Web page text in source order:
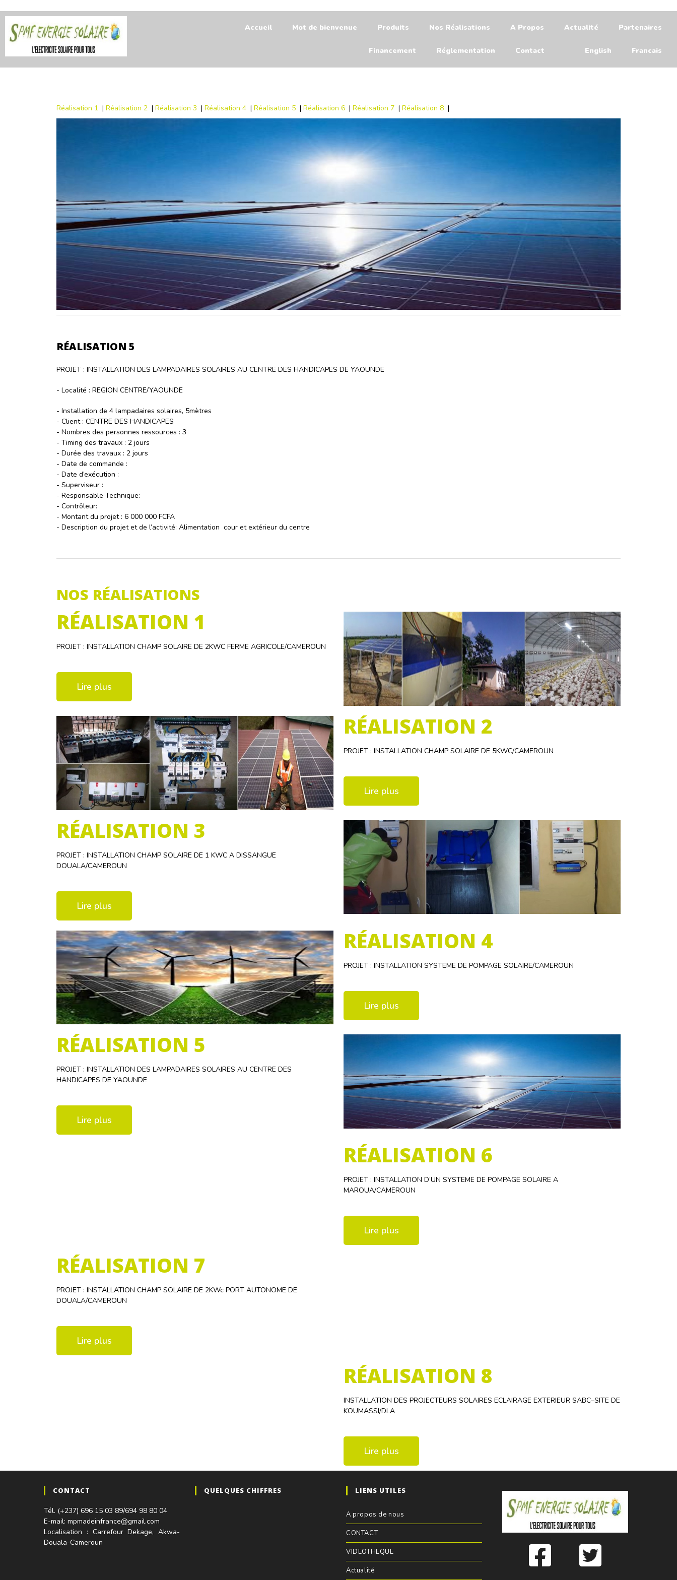
Accueil Mot de bienvenue Produits Nos Réalisations A Propos Actualité Partenaires
Financement Réglementation Contact English Francais
Réalisation 1 | Réalisation 2 | Réalisation 3 | Réalisation 4 | Réalisation 5 | Réalisation 6 | Réalisation 7 | Réalisation 8 |
RÉALISATION 5
PROJET : INSTALLATION DES LAMPADAIRES SOLAIRES AU CENTRE DES HANDICAPES DE YAOUNDE
- Localité : REGION CENTRE/YAOUNDE
- Installation de 4 lampadaires solaires, 5mètres
- Client : CENTRE DES HANDICAPES
- Nombres des personnes ressources : 3
- Timing des travaux : 2 jours
- Durée des travaux : 2 jours
- Date de commande :
- Date d’exécution :
- Superviseur :
- Responsable Technique:
- Contrôleur:
- Montant du projet : 6 000 000 FCFA
- Description du projet et de l’activité: Alimentation cour et extérieur du centre
NOS RÉALISATIONS
RÉALISATION 1
PROJET : INSTALLATION CHAMP SOLAIRE DE 2KWC FERME AGRICOLE/CAMEROUN
Lire plus
RÉALISATION 2
PROJET : INSTALLATION CHAMP SOLAIRE DE 5KWC/CAMEROUN
Lire plus
RÉALISATION 3
PROJET : INSTALLATION CHAMP SOLAIRE DE 1 KWC A DISSANGUE
DOUALA/CAMEROUN
Lire plus
RÉALISATION 4
PROJET : INSTALLATION SYSTEME DE POMPAGE SOLAIRE/CAMEROUN
Lire plus
RÉALISATION 5
PROJET : INSTALLATION DES LAMPADAIRES SOLAIRES AU CENTRE DES
HANDICAPES DE YAOUNDE
Lire plus
RÉALISATION 6
PROJET : INSTALLATION D’UN SYSTEME DE POMPAGE SOLAIRE A
MAROUA/CAMEROUN
Lire plus
RÉALISATION 7
PROJET : INSTALLATION CHAMP SOLAIRE DE 2KWc PORT AUTONOME DE
DOUALA/CAMEROUN
Lire plus
RÉALISATION 8
INSTALLATION DES PROJECTEURS SOLAIRES ECLAIRAGE EXTERIEUR SABC–SITE DE
KOUMASSI/DLA
Lire plus
CONTACT
Tél. (+237) 696 15 03 89/694 98 80 04
E-mail: mpmadeinfrance@gmail.com
Localisation : Carrefour Dekage, Akwa-
Douala-Cameroun
QUELQUES CHIFFRES LIENS UTILES
A propos de nous
CONTACT
VIDEOTHEQUE
Actualité